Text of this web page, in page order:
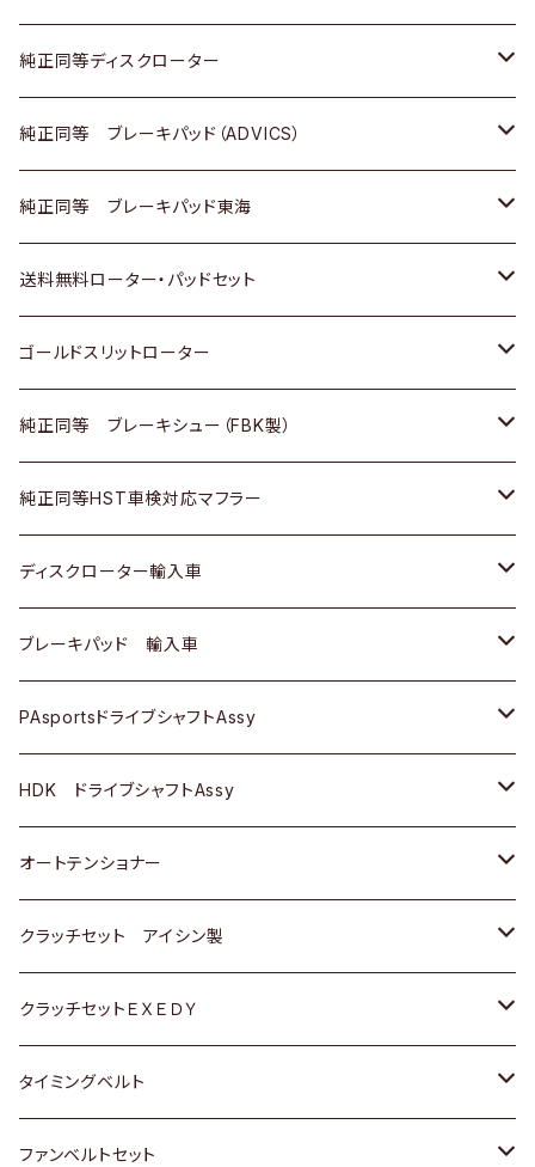
マツダ
三菱
スバル
日野
三菱ふそう
ＢＭＷ
ダイハツ
マツダ
三菱
日野
三菱ふそう
ダイハツ
三菱
日野
三菱ふそう
その他
日産
ダイハツ
マツダ
三菱
スバル
スズキ
日産
いすゞ
ダイハツ
マツダ
三菱
スバル
日産
いすゞ
ダイハツ
マツダ
三菱
トヨタ
ホンダ
スズキ
日産
ダイハツ
マツダ
三菱
スバル
純正同等ディスクローター
トヨタ
ホンダ
スズキ
日産
いすゞ
ダイハツ
マツダ
三菱
スバル
ＢＥＮＺ
純正同等 ブレーキパッド（ADVICS）
トヨタ
ホンダ
スズキ
日産
ダイハツ
マツダ
三菱
スバル
純正同等 ブレーキパッド東海
トヨタ
ホンダ
日産
いすゞ
ダイハツ
マツダ
三菱
スバル
送料無料ローター・パッドセット
トヨタ
ホンダ
スズキ
日産
ダイハツ
マツダ
三菱
スバル
ゴールドスリットローター
トヨタ
ホンダ
スズキ
日産
ダイハツ
マツダ
三菱
スバル
純正同等 ブレーキシュー（FBK製）
ホンダ
スズキ
日産
ダイハツ
マツダ
三菱
スバル
純正同等HST車検対応マフラー
トヨタ
ホンダ
スズキ
日産
いすゞ
ダイハツ
マツダ
三菱
スバル
ディスクローター輸入車
ＡＵＤＩ
ＢＥＮＺ
ＢＭＷ
GOLF
ＷＡＧＥＮ
アストロ（シボレー）
クライスラー
ブレーキパッド 輸入車
ＢＥＮＺ
ＢＭＷ
ＷＡＧＥＮ
ＶＯＬＶＯ
PAsportsドライブシャフトAssy
トヨタ
ホンダ
スズキ
日産
ダイハツ
マツダ
HDK ドライブシャフトAssy
スズキ
ダイハツ
日産
ホンダ
マツダ
オートテンショナー
トヨタ
クラッチセット アイシン製
ホンダ
スズキ
ダイハツ
クラッチセットＥＸＥＤＹ
ホンダ
スズキ
タイミングベルト
トヨタ
ファンベルトセット